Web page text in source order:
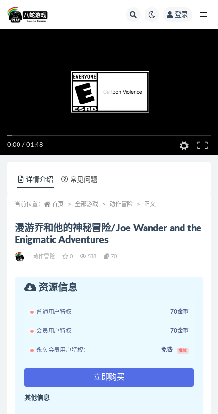
登录
0:00 / 01:48
详情介绍 常见问题
当前位置： 首页 全部游戏 动作冒险 正文
漫游乔和他的神秘冒险/Joe Wander and the
Enigmatic Adventures
动作冒险 0 538 70
资源信息
普通用户特权： 70金币
会员用户特权： 70金币
永久会员用户特权： 免费 推荐
立即购买
其他信息